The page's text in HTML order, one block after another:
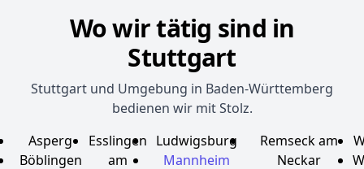
Wo wir tätig sind in
Stuttgart
Stuttgart und Umgebung in Baden-Württemberg
bedienen wir mit Stolz.
Asperg
Böblingen
Esslingen
am
Ludwigsburg
Mannheim
Remseck am
Neckar